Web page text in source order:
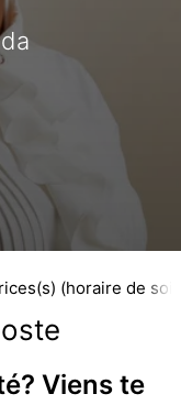
(horaire de
Viens te